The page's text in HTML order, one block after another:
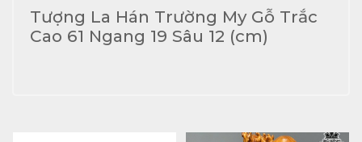
Tượng La Hán Trường My Gỗ Trắc
Cao 61 Ngang 19 Sâu 12 (cm)